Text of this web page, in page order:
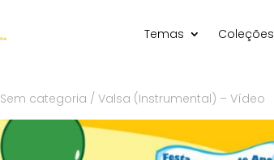
Temas Coleções
Sem categoria / Valsa (Instrumental) – Vídeo